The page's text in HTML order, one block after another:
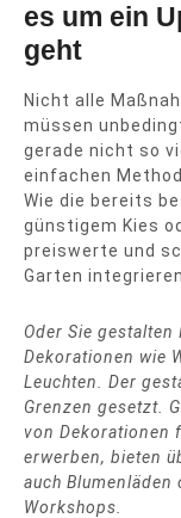
es um ein
geht
Nicht alle
müssen
gerade nicht so
einfachen
Wie die bereits
günstigem Kies
preiswerte und
Garten integrieren.
Oder Sie
Dekorationen wie
Leuchten. Der
Grenzen gesetzt.
von Dekorationen
erwerben, bieten
auch
Workshops.